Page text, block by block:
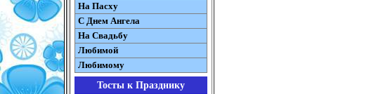
На Пасху
C Днем Ангела
На Свадьбу
Любимой
Любимому
Тосты к Празднику